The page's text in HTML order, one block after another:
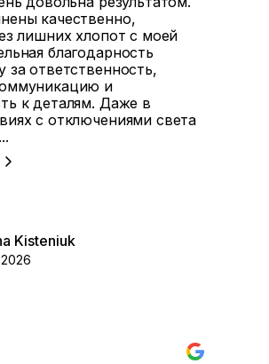
качественно,
лишних хлопот с моей
благодарность
за ответственность,
и
к деталям. Даже в
с отключениями света
...
Kisteniuk